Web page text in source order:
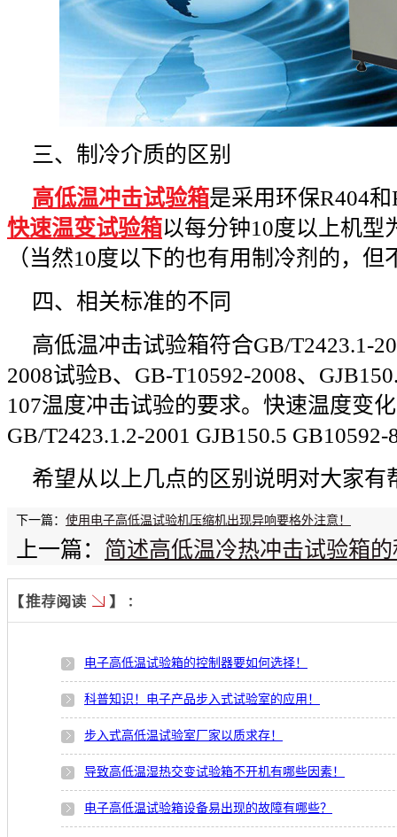
三、制冷介质的区别
高低温冲击试验箱是采用环保R404
快速温变试验箱以每分钟10度以上机型
（当然10度以下的也有用制冷剂的，但
四、相关标准的不同
高低温冲击试验箱符合GB/T2423.1-
2008试验B、GB-T10592-2008、
107温度冲击试验的要求。快速温度变
GB/T2423.1.2-2001 GJB150.5
希望从以上几点的区别说明对大家有
下一篇： 使用电子高低温试验机压缩机出现异响要格外注意！
上一篇： 简述高低温冷热冲击试验箱
电子高低温试验箱的控制器要如何选择！
科普知识！电子产品步入式试验室的应用！
步入式高低温试验室厂家以质求存！
导致高低温湿热交变试验箱不开机有哪些因素！
电子高低温试验箱设备易出现的故障有哪些？